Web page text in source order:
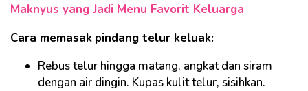
Maknyus yang Jadi Menu Favorit Keluarga
Cara memasak pindang telur keluak:
Rebus telur hingga matang, angkat dan siram
dengan air dingin. Kupas kulit telur, sisihkan.